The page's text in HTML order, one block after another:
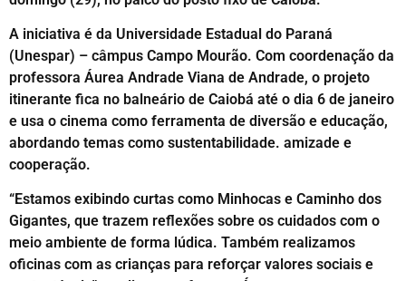
A iniciativa é da Universidade Estadual do Paraná
(Unespar) – câmpus Campo Mourão. Com coordenação da
professora Áurea Andrade Viana de Andrade, o projeto
itinerante fica no balneário de Caiobá até o dia 6 de janeiro
e usa o cinema como ferramenta de diversão e educação,
abordando temas como sustentabilidade. amizade e
cooperação.
“Estamos exibindo curtas como Minhocas e Caminho dos
Gigantes, que trazem reflexões sobre os cuidados com o
meio ambiente de forma lúdica. Também realizamos
oficinas com as crianças para reforçar valores sociais e